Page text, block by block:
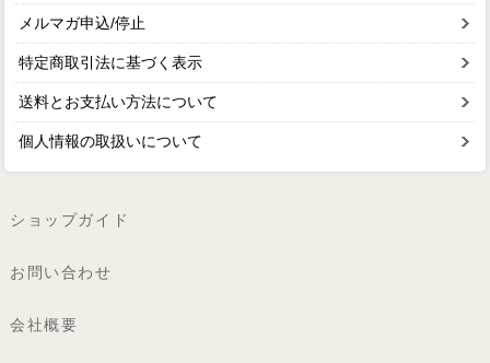
メルマガ申込/停止
特定商取引法に基づく表示
送料とお支払い方法について
個人情報の取扱いについて
ショップガイド
お問い合わせ
会社概要